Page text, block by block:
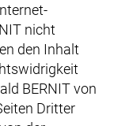
nicht
den Inhalt
BERNIT von
Dritter